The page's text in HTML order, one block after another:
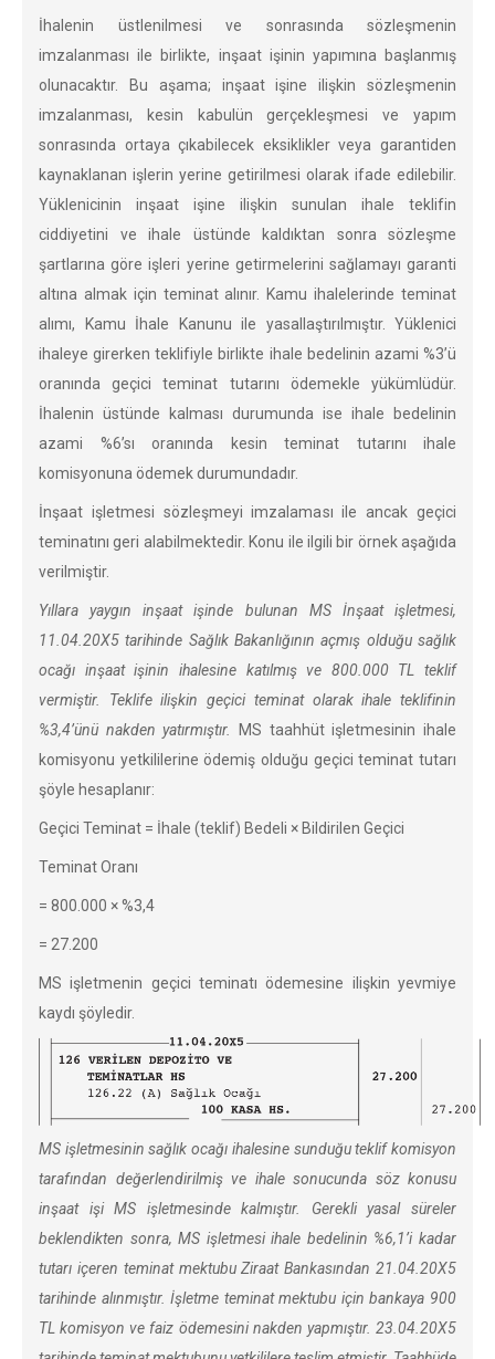
İhalenin üstlenilmesi ve sonrasında sözleşmenin
imzalanması ile birlikte, inşaat işinin yapımına başlanmış
olunacaktır. Bu aşama; inşaat işine ilişkin sözleşmenin
imzalanması, kesin kabulün gerçekleşmesi ve yapım
sonrasında ortaya çıkabilecek eksiklikler veya garantiden
kaynaklanan işlerin yerine getirilmesi olarak ifade edilebilir.
Yüklenicinin inşaat işine ilişkin sunulan ihale teklifin
ciddiyetini ve ihale üstünde kaldıktan sonra sözleşme
şartlarına göre işleri yerine getirmelerini sağlamayı garanti
altına almak için teminat alınır. Kamu ihalelerinde teminat
alımı, Kamu İhale Kanunu ile yasallaştırılmıştır. Yüklenici
ihaleye girerken teklifiyle birlikte ihale bedelinin azami %3’ü
oranında geçici teminat tutarını ödemekle yükümlüdür.
İhalenin üstünde kalması durumunda ise ihale bedelinin
azami %6’sı oranında kesin teminat tutarını ihale
komisyonuna ödemek durumundadır.
İnşaat işletmesi sözleşmeyi imzalaması ile ancak geçici
teminatını geri alabilmektedir. Konu ile ilgili bir örnek aşağıda
verilmiştir.
Yıllara yaygın inşaat işinde bulunan MS İnşaat işletmesi,
11.04.20X5 tarihinde Sağlık Bakanlığının açmış olduğu sağlık
ocağı inşaat işinin ihalesine katılmış ve 800.000 TL teklif
vermiştir. Teklife ilişkin geçici teminat olarak ihale teklifinin
%3,4’ünü nakden yatırmıştır.
MS taahhüt işletmesinin ihale
komisyonu yetkililerine ödemiş olduğu geçici teminat tutarı
şöyle hesaplanır:
Geçici Teminat = İhale (teklif) Bedeli × Bildirilen Geçici
Teminat Oranı
= 800.000 × %3,4
= 27.200
MS işletmenin geçici teminatı ödemesine ilişkin yevmiye
kaydı şöyledir.
MS işletmesinin sağlık ocağı ihalesine sunduğu teklif komisyon
tarafından değerlendirilmiş ve ihale sonucunda söz konusu
inşaat işi MS işletmesinde kalmıştır. Gerekli yasal süreler
beklendikten sonra, MS işletmesi ihale bedelinin %6,1’i kadar
tutarı içeren teminat mektubu Ziraat Bankasından 21.04.20X5
tarihinde alınmıştır. İşletme teminat mektubu için bankaya 900
TL komisyon ve faiz ödemesini nakden yapmıştır. 23.04.20X5